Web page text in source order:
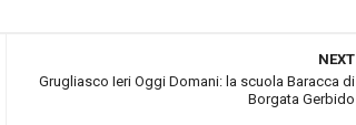
NEXT
Grugliasco Ieri Oggi Domani: la scuola Baracca di
Borgata Gerbido